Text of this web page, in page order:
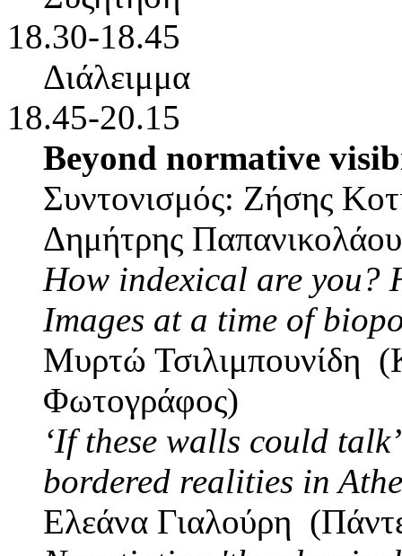
18.30-18.45
Διάλειμμα
18.45-20.15
Beyond normative
Συντονισμός: Ζήσης
Δημήτρης
How indexical are you?
Images at a time of
Μυρτώ Τσιλιμπουνίδη
Φωτογράφος)
‘If these walls could
bordered realities in
Ελεάνα Γιαλούρη